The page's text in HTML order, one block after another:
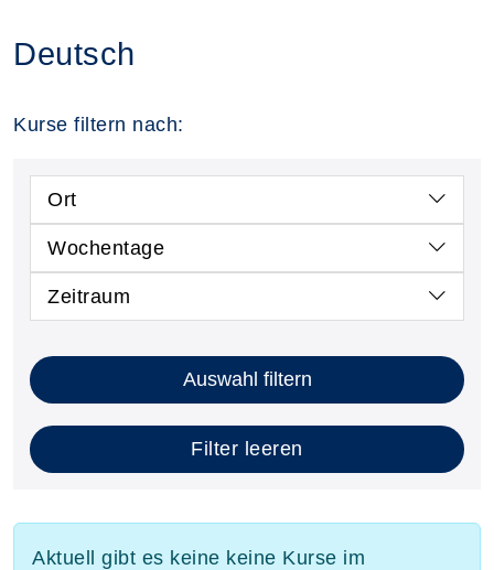
Deutsch
Kurse filtern nach:
Ort
Wochentage
Zeitraum
Auswahl filtern
Filter leeren
Aktuell gibt es keine keine Kurse im